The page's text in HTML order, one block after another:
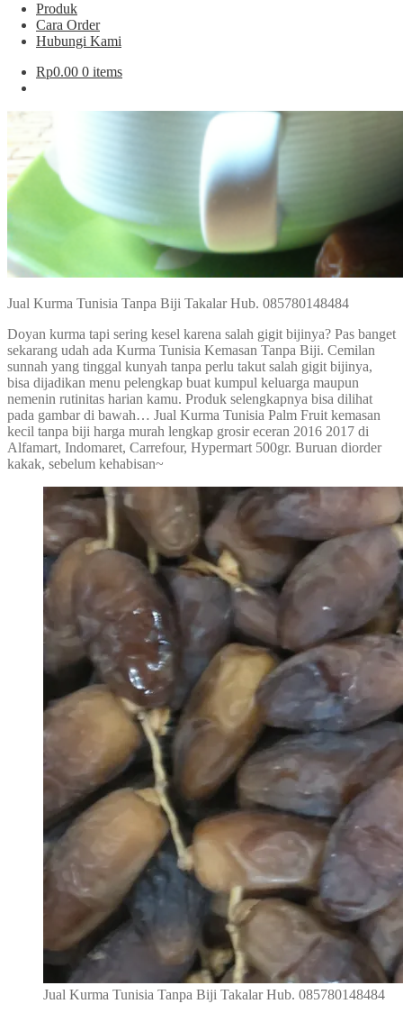
Produk
Cara Order
Hubungi Kami
Rp0.00 0 items
Jual Kurma Tunisia Tanpa Biji Takalar Hub. 085780148484
Doyan kurma tapi sering kesel karena salah gigit bijinya? Pas banget
sekarang udah ada Kurma Tunisia Kemasan Tanpa Biji. Cemilan
sunnah yang tinggal kunyah tanpa perlu takut salah gigit bijinya,
bisa dijadikan menu pelengkap buat kumpul keluarga maupun
nemenin rutinitas harian kamu. Produk selengkapnya bisa dilihat
pada gambar di bawah… Jual Kurma Tunisia Palm Fruit kemasan
kecil tanpa biji harga murah lengkap grosir eceran 2016 2017 di
Alfamart, Indomaret, Carrefour, Hypermart 500gr. Buruan diorder
kakak, sebelum kehabisan~
Jual Kurma Tunisia Tanpa Biji Takalar Hub. 085780148484